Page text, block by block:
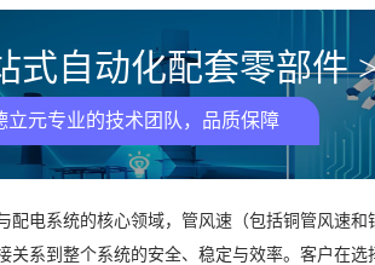
式自动化配套零部件
立元专业的技术团队，品质保障
配电系统的核心领域，管风速（包括铜管风速
关系到整个系统的安全、稳定与效率。客户在